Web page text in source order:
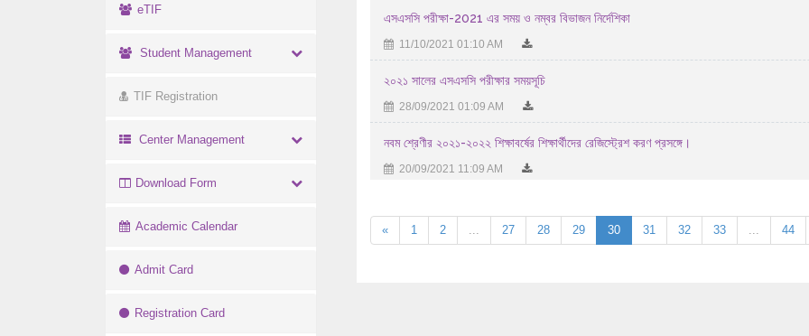
eTIF
Student Management
TIF Registration
Center Management
Download Form
Academic Calendar
Admit Card
Registration Card
এসএসসি পরীক্ষা-2021 এর সময় ও নম্বর বিভাজন নির্দেশিকা
11/10/2021 01:10 AM
২০২১ সালের এসএসসি পরীক্ষার সময়সূচি
28/09/2021 01:09 AM
নবম শ্রেণীর ২০২১-২০২২ শিক্ষাবর্ষের শিক্ষার্থীদের রেজিস্ট্রেশ করণ প্রসঙ্গে।
20/09/2021 11:09 AM
« 1 2 ... 27 28 29 30 31 32 33 ... 44